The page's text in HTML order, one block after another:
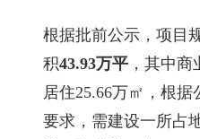
根据批前公示，项目
积43.93万平 ，其中商
居住25.66万㎡，根据
要求，需建设一所占